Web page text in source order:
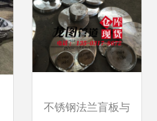
不锈钢法兰盲板与